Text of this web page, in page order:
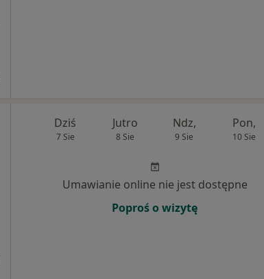
Dziś
7 Sie
Jutro
8 Sie
Ndz,
9 Sie
Pon,
10 Sie
Umawianie online nie jest dostępne
Poproś o wizytę